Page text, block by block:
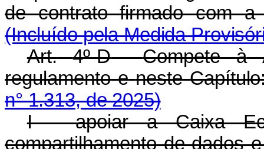
de contrato firmado com a
(Incluído pela Medida
Art.
4º-D Compete à
regulamento e neste
n° 1.313, de 2025)
I - apoiar a Caixa
compartilhamento de dados